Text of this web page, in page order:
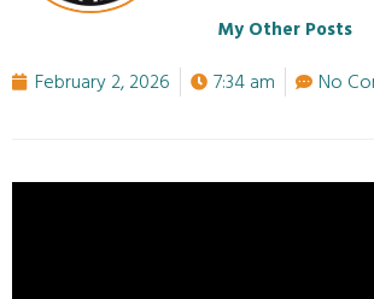
My Other Posts
February 2, 2026 7:34 am No